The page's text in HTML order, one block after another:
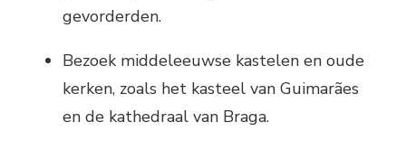
gevorderden.
Bezoek middeleeuwse kastelen en oude
kerken, zoals het kasteel van Guimarães
en de kathedraal van Braga.